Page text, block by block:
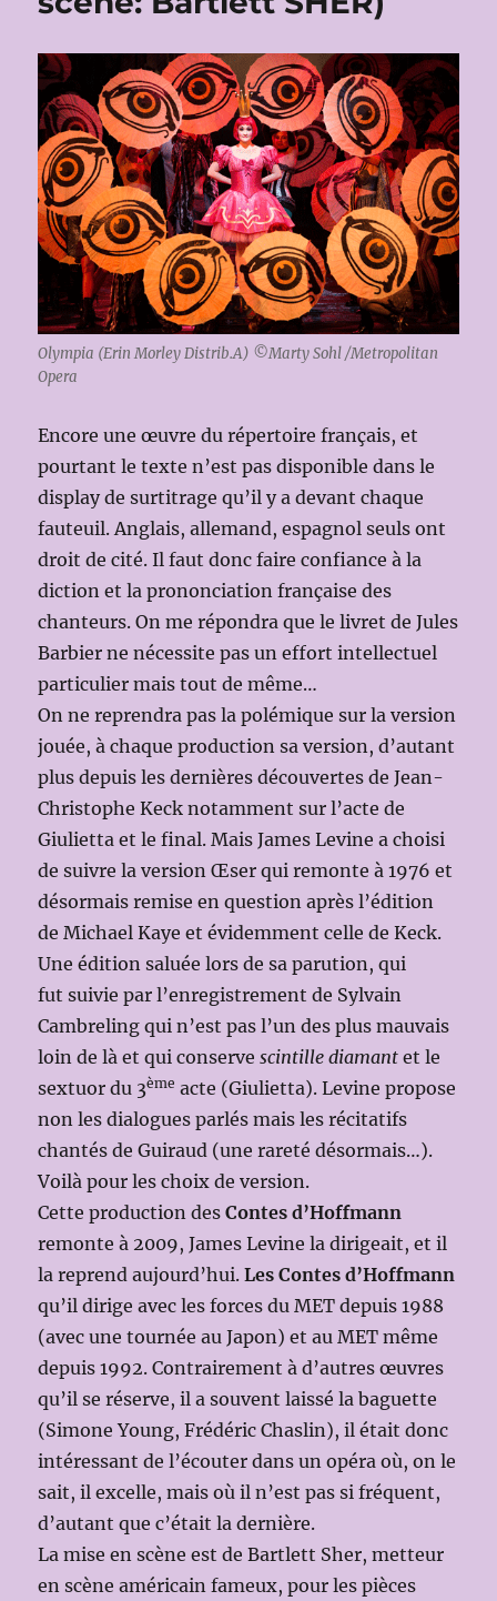
Olympia (Erin Morley Distrib.A) ©Marty Sohl /Metropolitan
Opera
Encore une œuvre du répertoire français, et
pourtant le texte n’est pas disponible dans le
display de surtitrage qu’il y a devant chaque
fauteuil. Anglais, allemand, espagnol seuls ont
droit de cité. Il faut donc faire confiance à la
diction et la prononciation française des
chanteurs. On me répondra que le livret de Jules
Barbier ne nécessite pas un effort intellectuel
particulier mais tout de même…
On ne reprendra pas la polémique sur la version
jouée, à chaque production sa version, d’autant
plus depuis les dernières découvertes de Jean-
Christophe Keck notamment sur l’acte de
Giulietta et le final. Mais James Levine a choisi
de suivre la version Œser qui remonte à 1976 et
désormais remise en question après l’édition
de Michael Kaye et évidemment celle de Keck.
Une édition saluée lors de sa parution, qui
fut suivie par l’enregistrement de Sylvain
Cambreling qui n’est pas l’un des plus mauvais
loin de là et qui conservescintille diamant et le
sextuor du 3ème acte (Giulietta). Levine propose
non les dialogues parlés mais les récitatifs
chantés de Guiraud (une rareté désormais…).
Voilà pour les choix de version.
Cette production desContes d’Hoffmann
remonte à 2009, James Levine la dirigeait, et il
la reprend aujourd’hui.Les Contes d’Hoffmann
qu’il dirige avec les forces du MET depuis 1988
(avec une tournée au Japon) et au MET même
depuis 1992. Contrairement à d’autres œuvres
qu’il se réserve, il a souvent laissé la baguette
(Simone Young, Frédéric Chaslin), il était donc
intéressant de l’écouter dans un opéra où, on le
sait, il excelle, mais où il n’est pas si fréquent,
d’autant que c’était la dernière.
La mise en scène est de Bartlett Sher, metteur
en scène américain fameux, pour les pièces